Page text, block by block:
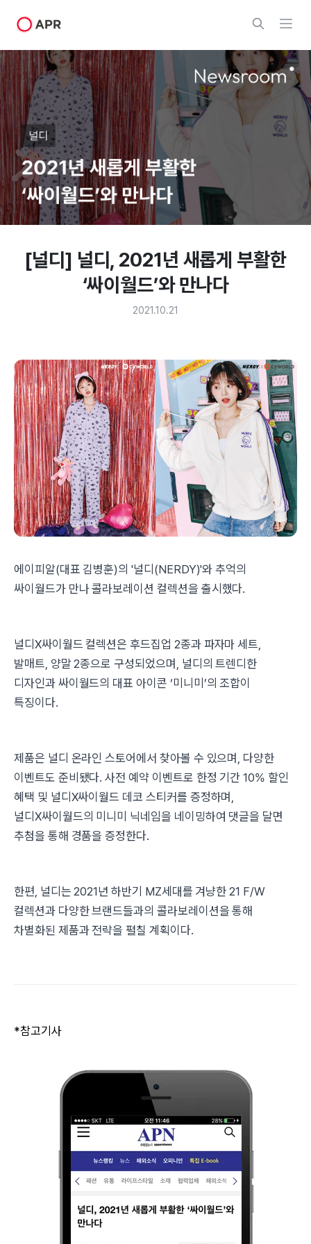
[널디] 널디, 2021년 새롭게 부활한
‘싸이월드’와 만나다
2021.10.21
에이피알(대표 김병훈)의 '널디(NERDY)'와 추억의
싸이월드가 만나 콜라보레이션 컬렉션을 출시했다.
널디X싸이월드 컬렉션은 후드집업 2종과 파자마 세트,
발매트, 양말 2종으로 구성되었으며, 널디의 트렌디한
디자인과 싸이월드의 대표 아이콘 ‘미니미’의 조합이
특징이다.
제품은 널디 온라인 스토어에서 찾아볼 수 있으며, 다양한
이벤트도 준비됐다. 사전 예약 이벤트로 한정 기간 10% 할인
혜택 및 널디X싸이월드 데코 스티커를 증정하며,
널디X싸이월드의 미니미 닉네임을 네이밍하여 댓글을 달면
추첨을 통해 경품을 증정한다.
한편, 널디는 2021년 하반기 MZ세대를 겨냥한 21 F/W
컬렉션과 다양한 브랜드들과의 콜라보레이션을 통해
차별화된 제품과 전략을 펼칠 계획이다.
*참고기사